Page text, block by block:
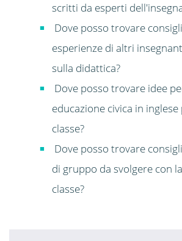
scritti da esperti
Dove posso trovare
esperienze di altri
sulla didattica?
Dove posso trovare idee
educazione civica in inglese
classe?
Dove posso trovare
di gruppo da svolgere con
classe?